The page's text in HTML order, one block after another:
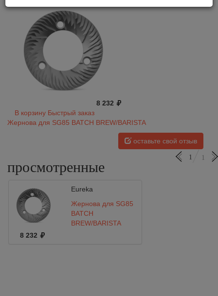
8 232
В корзину Быстрый заказ
Жернова для SG85 BATCH BREW/BARISTA
оставьте свой отзыв
просмотренные
1 1
Eureka
Жернова для SG85
BATCH
BREW/BARISTA
8 232